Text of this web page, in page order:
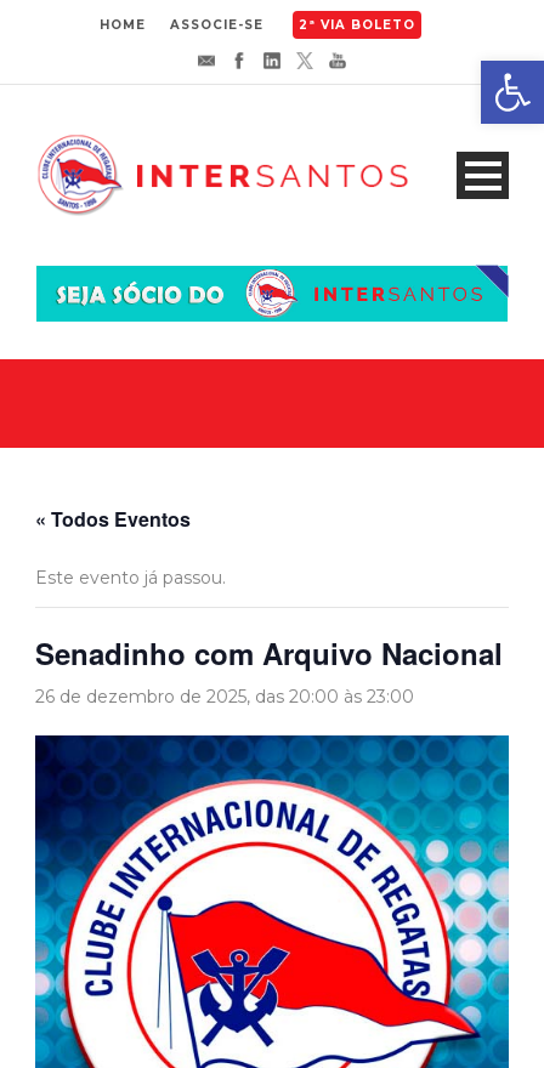
HOME ASSOCIE-SE 2ª VIA BOLETO
« Todos Eventos
Este evento já passou.
Senadinho com Arquivo Nacional
26 de dezembro de 2025, das 20:00 às 23:00
Abrir